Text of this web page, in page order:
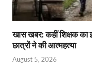
खास खबर: कहीं शिक्षक
छात्रों ने की आत्महत्या
August 5, 2026